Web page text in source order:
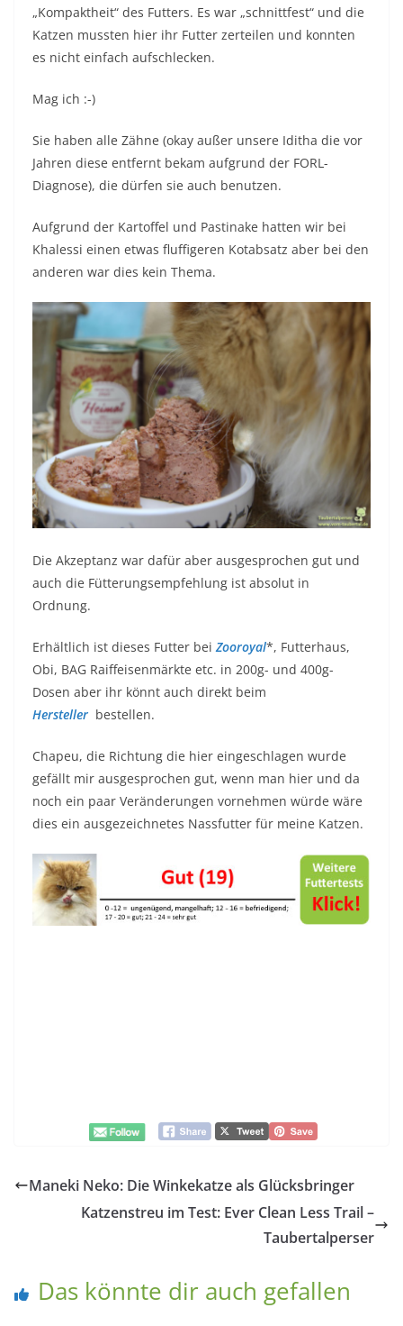
„Kompaktheit“ des Futters. Es war „schnittfest“ und die
Katzen mussten hier ihr Futter zerteilen und konnten
es nicht einfach aufschlecken.
Mag ich :-)
Sie haben alle Zähne (okay außer unsere Iditha die vor
Jahren diese entfernt bekam aufgrund der FORL-
Diagnose), die dürfen sie auch benutzen.
Aufgrund der Kartoffel und Pastinake hatten wir bei
Khalessi einen etwas fluffigeren Kotabsatz aber bei den
anderen war dies kein Thema.
Die Akzeptanz war dafür aber ausgesprochen gut und
auch die Fütterungsempfehlung ist absolut in
Ordnung.
Erhältlich ist dieses Futter bei Zooroyal*, Futterhaus,
Obi, BAG Raiffeisenmärkte etc. in 200g- und 400g-
Dosen aber ihr könnt auch direkt beim
Hersteller bestellen.
Chapeu, die Richtung die hier eingeschlagen wurde
gefällt mir ausgesprochen gut, wenn man hier und da
noch ein paar Veränderungen vornehmen würde wäre
dies ein ausgezeichnetes Nassfutter für meine Katzen.
Maneki Neko: Die Winkekatze als Glücksbringer
Katzenstreu im Test: Ever Clean Less Trail –
Taubertalperser
Das könnte dir auch gefallen